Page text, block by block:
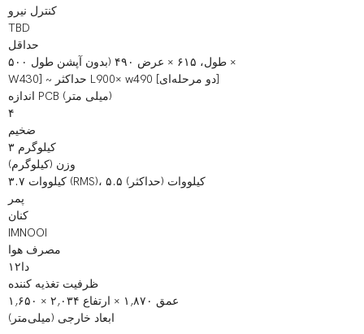
کنترل نیرو
TBD
حداقل
طول، ۶۱۵ × عرض ۴۹۰ (بدون آپشن طول ۵۰۰ ×
W430] ~ حداکثر L900× w490 [دو مرحله‌ای]
اندازه PCB (میلی متر)
۴
ضخیم
۳ کیلوگرم
وزن (کیلوگرم)
۳.۷ کیلووات (RMS)، ۵.۵ کیلووات (حداکثر)
پمر
کنان
IMNOOI
مصرف هوا
۱۲دا
ظرفیت تغذیه کننده
۱,۶۵۰ × عمق ۱,۸۷۰ × ارتفاع ۲,۰۳۴
ابعاد خارجی (میلی‌متر)